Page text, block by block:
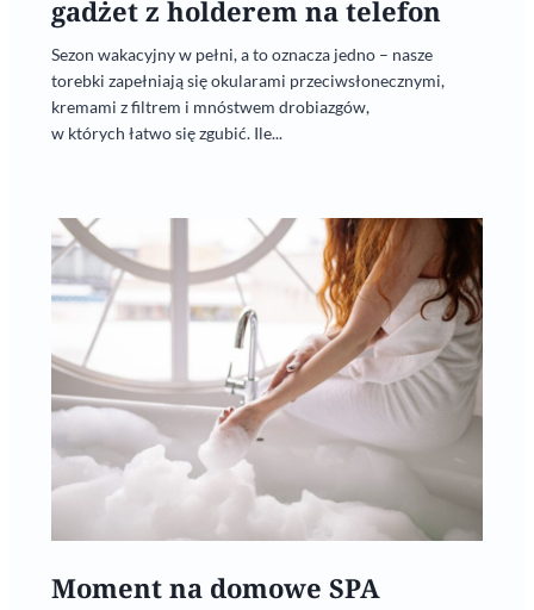
gadżet z holderem na telefon
Sezon wakacyjny w pełni, a to oznacza jedno – nasze
torebki zapełniają się okularami przeciwsłonecznymi,
kremami z filtrem i mnóstwem drobiazgów,
w których łatwo się zgubić. Ile...
Moment na domowe SPA